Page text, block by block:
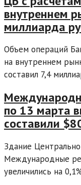
внутреннем
миллиарда
Объем операций
на внутреннем
составил 7,4
по 13 марта
составили
Здание
Международные
увеличились на